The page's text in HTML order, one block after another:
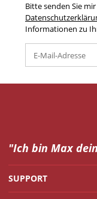
Bitte senden Sie
Informationen zu
"Ich bin Max dein
SUPPORT